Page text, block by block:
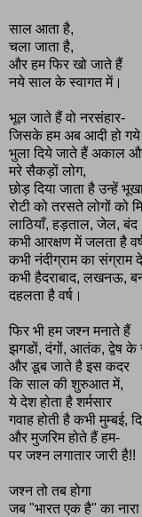
साल आता है,
चला जाता है,
और हम फिर खो जाते हैं
नये साल के स्वागत में।
भूल जाते हैं वो नरसंहार-
जिसके हम अब आदी हो गये
भुला दिये जाते हैं अकाल
मरे सैकड़ों लोग,
छोड़ दिया जाता है उन्हें
रोटी को तरसते लोगों को
लाठियाँ, हड़ताल, जेल,
कभी आरक्षण में जलता है
कभी नंदीग्राम का संग्राम
कभी हैदराबाद, लखनऊ,
दहलता है वर्ष।
फिर भी हम जश्न मनाते हैं
झगडों, दंगों, आतंक, द्वेष के
और डूब जाते है इस कदर
कि साल की शुरुआत में,
ये देश होता है शर्मसार
गवाह होती है कभी मुम्बई,
और मुजरिम होते हैं हम-
पर जश्न लगातार जारी है!!
जश्न तो तब होगा
जब "भारत एक है" का नारा